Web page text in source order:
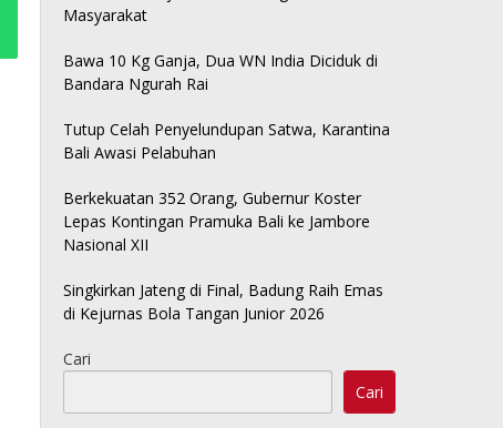
Masyarakat
Bawa 10 Kg Ganja, Dua WN India Diciduk di
Bandara Ngurah Rai
Tutup Celah Penyelundupan Satwa, Karantina
Bali Awasi Pelabuhan
Berkekuatan 352 Orang, Gubernur Koster
Lepas Kontingan Pramuka Bali ke Jambore
Nasional XII
Singkirkan Jateng di Final, Badung Raih Emas
di Kejurnas Bola Tangan Junior 2026
Cari
Cari